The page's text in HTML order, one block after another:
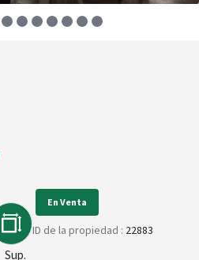
Sup.
En Venta
ID de la propiedad : 22883